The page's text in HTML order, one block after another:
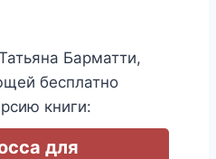
Барматти,
бесплатно
книги:
для